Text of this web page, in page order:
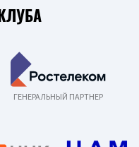
ГЕНЕРАЛЬНЫЙ ПАРТНЕР